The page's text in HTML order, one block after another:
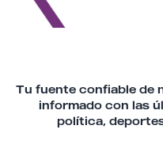
Tu fuente confiable de
informado con las
política,